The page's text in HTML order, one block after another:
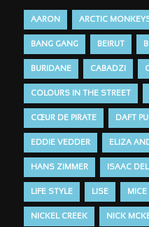
AARON ARCTIC
BANG GANG BEIRUT
BURIDANE CABADZI
COLOURS IN THE STREET
CŒUR DE PIRATE DAFT
EDDIE VEDDER ELIZA
HANS ZIMMER ISAAC
LIFE STYLE LISE MICE
NICKEL CREEK NICK